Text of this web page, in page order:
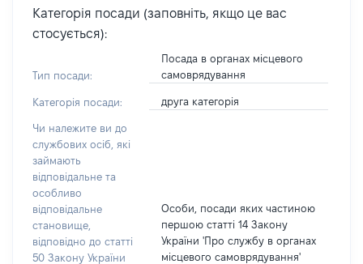
Категорія посади (заповніть, якщо це вас
стосується):
Тип посади:
Посада в органах місцевого
самоврядування
Категорія посади: друга категорія
Чи належите ви до
службових осіб, які
займають
відповідальне та
особливо
відповідальне
становище,
відповідно до статті
50 Закону України
Особи, посади яких частиною
першою статті 14 Закону
України 'Про службу в органах
місцевого самоврядування'